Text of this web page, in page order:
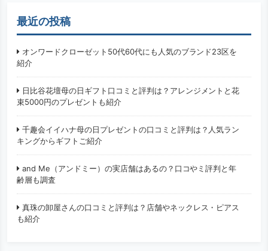
最近の投稿
オンワードクローゼット50代60代にも人気のブランド23区を
紹介
日比谷花壇母の日ギフト口コミと評判は？アレンジメントと花
束5000円のプレゼントも紹介
千趣会イイハナ母の日プレゼントの口コミと評判は？人気ラン
キングからギフトご紹介
and Me（アンドミー）の実店舗はあるの？口コやミ評判と年
齢層も調査
真珠の卸屋さんの口コミと評判は？店舗やネックレス・ピアス
も紹介